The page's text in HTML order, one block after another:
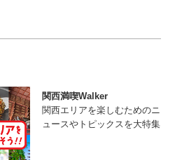
関西満喫Walker
関西エリアを楽しむためのニ
ュースやトピックスを大特集